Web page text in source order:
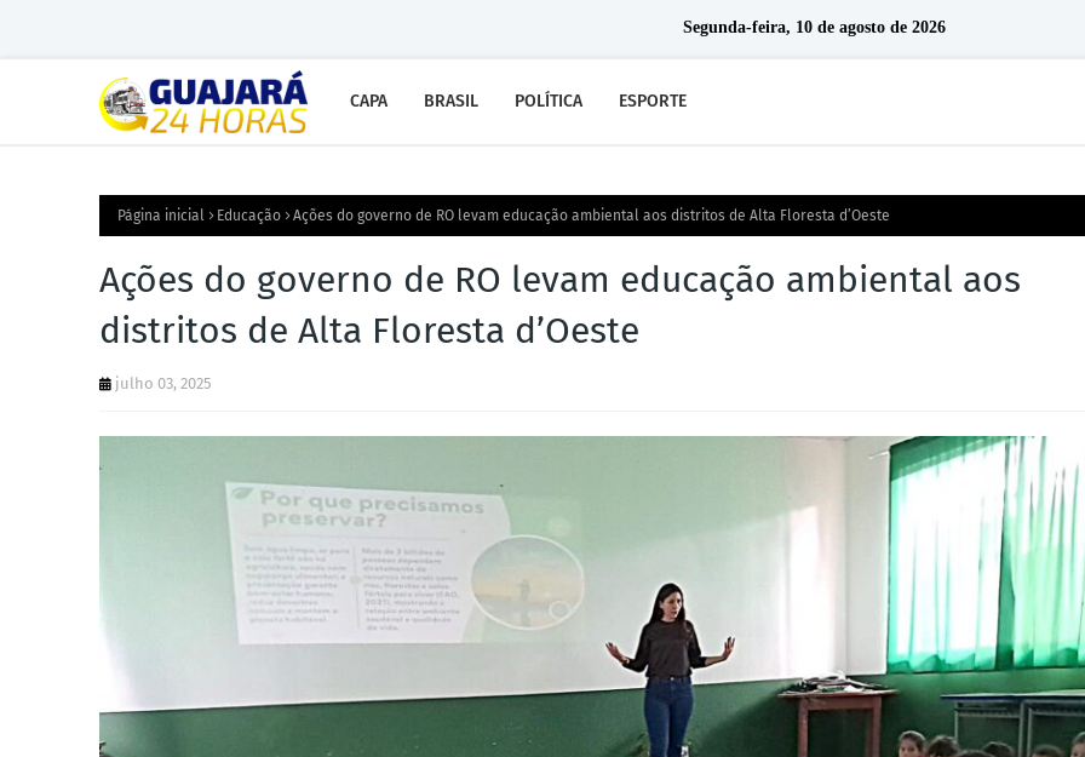
Segunda-feira, 10 de agosto de 2026
CAPA BRASIL POLÍTICA ESPORTE
Página inicial Educação Ações do governo de RO levam educação ambiental aos distritos de Alta Floresta d’Oeste
Ações do governo de RO levam educação ambiental aos
distritos de Alta Floresta d’Oeste
julho 03, 2025